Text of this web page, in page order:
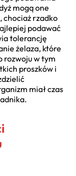
mogą one
chociaż rzadko
podawać
tolerancję
żelaza, które
rozwoju w tym
proszków i
miał czas